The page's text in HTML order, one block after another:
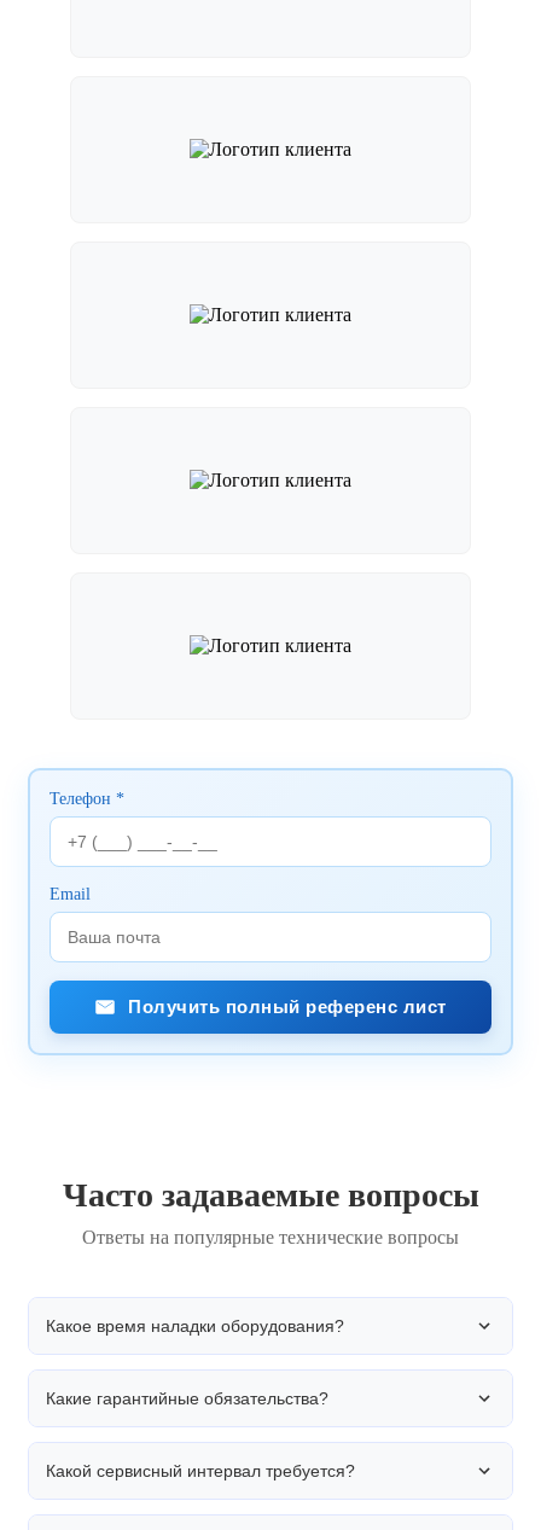
Телефон *
Email
Получить полный референс лист
Часто задаваемые вопросы
Ответы на популярные технические вопросы
Какое время наладки оборудования?
Время наладки зависит от типа продукции. Для
стандартных этикеток — 15-20 минут. При смене
для перенастройки позиционирования.
Какие гарантийные обязательства?
Гарантия 24 месяца на все компоненты
оборудования. В течение гарантийного периода
Какой сервисный интервал требуется?